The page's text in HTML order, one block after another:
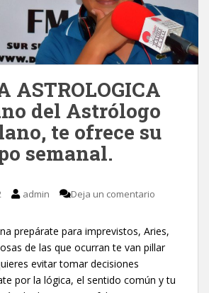
ASTROLOGICA
del Astrólogo
te ofrece su
semanal.
admin Deja un comentario
prepárate para imprevistos, Aries,
de las que ocurran te van pillar
evitar tomar decisiones
por la lógica, el sentido común y tu